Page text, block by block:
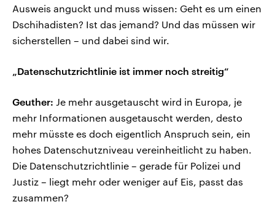
Ausweis anguckt und muss wissen: Geht es um einen
Dschihadisten? Ist das jemand? Und das müssen wir
sicherstellen – und dabei sind wir.
„Datenschutzrichtlinie ist immer noch streitig“
Geuther: Je mehr ausgetauscht wird in Europa, je
mehr Informationen ausgetauscht werden, desto
mehr müsste es doch eigentlich Anspruch sein, ein
hohes Datenschutzniveau vereinheitlicht zu haben.
Die Datenschutzrichtlinie – gerade für Polizei und
Justiz – liegt mehr oder weniger auf Eis, passt das
zusammen?